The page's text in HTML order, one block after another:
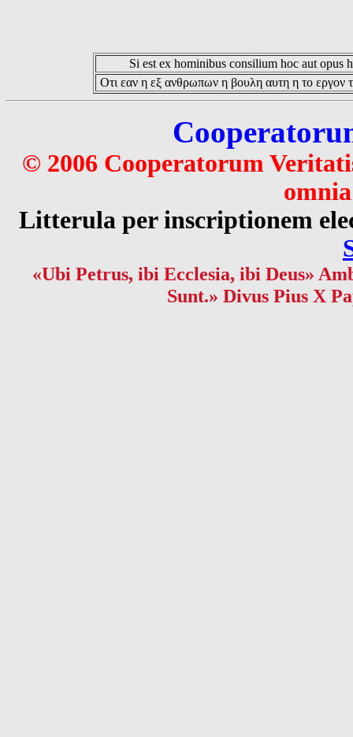
Si est ex hominibus consilium hoc aut opus
Οτι εαν η εξ ανθρωπων η βουλη αυτη η το εργον
© 2006 Cooperatorum
Litterula per inscriptionem
«Ubi Petrus, ibi Ecclesia, ibi Deus»
Sunt.» Divus Pius X